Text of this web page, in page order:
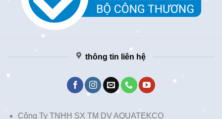
thông tin liên hệ
Công Ty TNHH SX TM DV AQUATEKCO